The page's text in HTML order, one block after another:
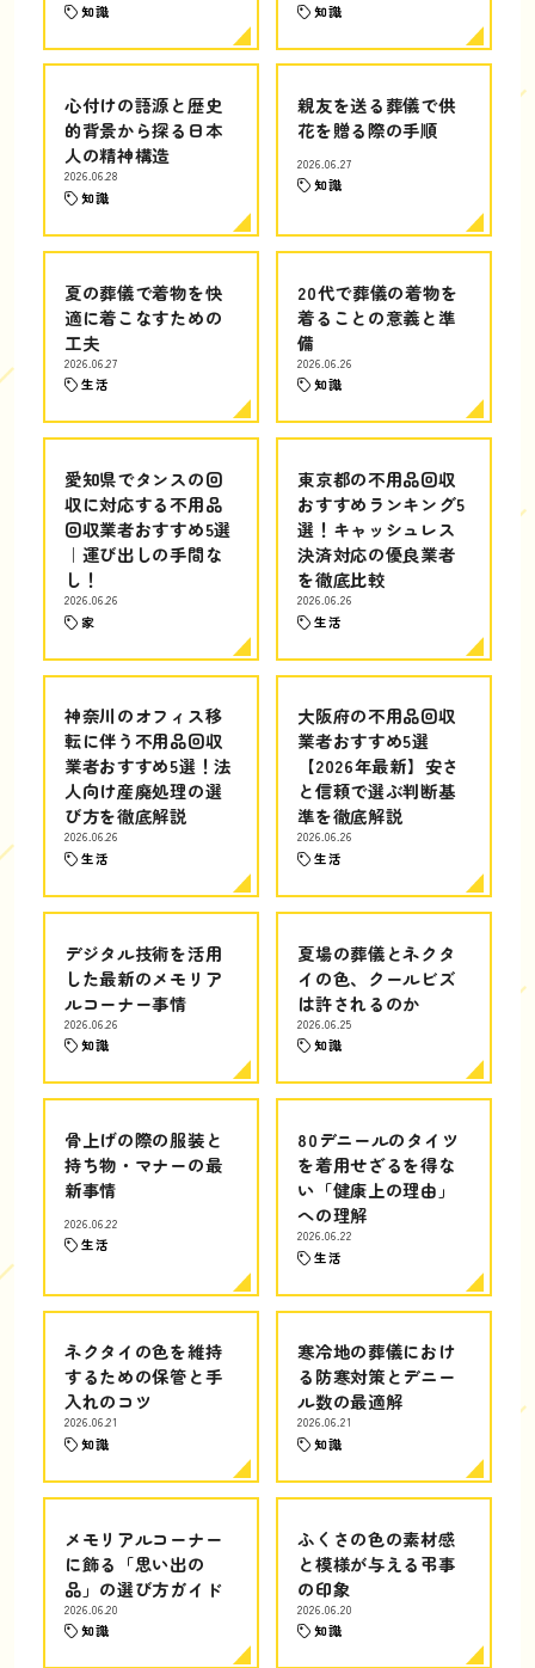
知識 知識
心付けの語源と歴史
的背景から探る日本
人の精神構造
2026.06.28
知識
親友を送る葬儀で供
花を贈る際の手順
2026.06.27
知識
夏の葬儀で着物を快
適に着こなすための
工夫
2026.06.27
生活
20代で葬儀の着物を
着ることの意義と準
備
2026.06.26
知識
愛知県でタンスの回
収に対応する不用品
回収業者おすすめ5選
｜運び出しの手間な
し！
2026.06.26
家
東京都の不用品回収
おすすめランキング5
選！キャッシュレス
決済対応の優良業者
を徹底比較
2026.06.26
生活
神奈川のオフィス移
転に伴う不用品回収
業者おすすめ5選！法
人向け産廃処理の選
び方を徹底解説
2026.06.26
生活
大阪府の不用品回収
業者おすすめ5選
【2026年最新】安さ
と信頼で選ぶ判断基
準を徹底解説
2026.06.26
生活
デジタル技術を活用
した最新のメモリア
ルコーナー事情
2026.06.26
知識
夏場の葬儀とネクタ
イの色、クールビズ
は許されるのか
2026.06.25
知識
骨上げの際の服装と
持ち物・マナーの最
新事情
2026.06.22
生活
80デニールのタイツ
を着用せざるを得な
い「健康上の理由」
への理解
2026.06.22
生活
ネクタイの色を維持
するための保管と手
入れのコツ
2026.06.21
知識
寒冷地の葬儀におけ
る防寒対策とデニー
ル数の最適解
2026.06.21
知識
メモリアルコーナー
に飾る「思い出の
品」の選び方ガイド
2026.06.20
知識
ふくさの色の素材感
と模様が与える弔事
の印象
2026.06.20
知識